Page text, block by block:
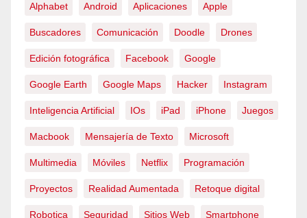
Alphabet Android Aplicaciones Apple
Buscadores Comunicación Doodle Drones
Edición fotográfica Facebook Google
Google Earth Google Maps Hacker Instagram
Inteligencia Artificial IOs iPad iPhone Juegos
Macbook Mensajería de Texto Microsoft
Multimedia Móviles Netflix Programación
Proyectos Realidad Aumentada Retoque digital
Robotica Seguridad Sitios Web Smartphone